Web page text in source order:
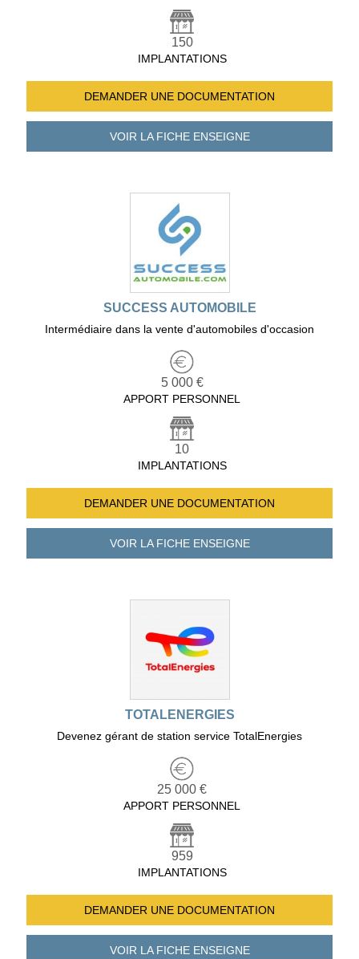
150
IMPLANTATIONS
DEMANDER UNE DOCUMENTATION
VOIR LA FICHEENSEIGNE
SUCCESS AUTOMOBILE
Intermédiaire dans la vente d'automobiles d'occasion
5 000 €
APPORT PERSONNEL
10
IMPLANTATIONS
DEMANDER UNE DOCUMENTATION
VOIR LA FICHEENSEIGNE
TOTALENERGIES
Devenez gérant de station service TotalEnergies
25 000 €
APPORT PERSONNEL
959
IMPLANTATIONS
DEMANDER UNE DOCUMENTATION
VOIR LA FICHEENSEIGNE